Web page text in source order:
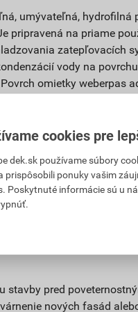
umývateľná, hydrofilná
pripravená na priame
zatepľovacích
vody na
omietky weberpas
dažďom alebo rosou
zväčšuje aktívnu
kapilárne póry
a pri klesajúcej vlhkosti
sa udržuje v
a fasáda si po dlhú
prostriedky pre
do okolitého prostredia,
prostrediu.
stavby pred
nových fasád
cookies pre
dek.sk používame súbory
prispôsobili ponuky vašim
Poskytnuté informácie sú u